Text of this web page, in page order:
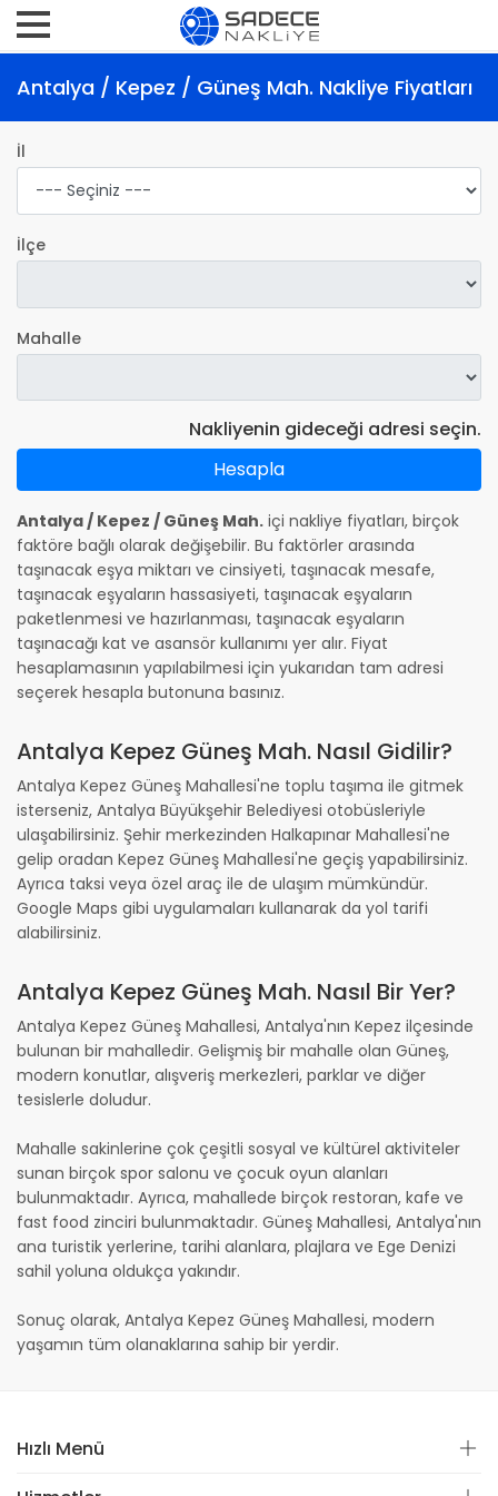
Antalya / Kepez / Güneş Mah. Nakliye Fiyatları
İl
İlçe
Mahalle
Nakliyenin gideceği adresi seçin.
Hesapla
Antalya / Kepez / Güneş Mah. içi nakliye fiyatları, birçok
faktöre bağlı olarak değişebilir. Bu faktörler arasında
taşınacak eşya miktarı ve cinsiyeti, taşınacak mesafe,
taşınacak eşyaların hassasiyeti, taşınacak eşyaların
paketlenmesi ve hazırlanması, taşınacak eşyaların
taşınacağı kat ve asansör kullanımı yer alır. Fiyat
hesaplamasının yapılabilmesi için yukarıdan tam adresi
seçerek hesapla butonuna basınız.
Antalya Kepez Güneş Mah. Nasıl Gidilir?
Antalya Kepez Güneş Mahallesi'ne toplu taşıma ile gitmek
isterseniz, Antalya Büyükşehir Belediyesi otobüsleriyle
ulaşabilirsiniz. Şehir merkezinden Halkapınar Mahallesi'ne
gelip oradan Kepez Güneş Mahallesi'ne geçiş yapabilirsiniz.
Ayrıca taksi veya özel araç ile de ulaşım mümkündür.
Google Maps gibi uygulamaları kullanarak da yol tarifi
alabilirsiniz.
Antalya Kepez Güneş Mah. Nasıl Bir Yer?
Antalya Kepez Güneş Mahallesi, Antalya'nın Kepez ilçesinde
bulunan bir mahalledir. Gelişmiş bir mahalle olan Güneş,
modern konutlar, alışveriş merkezleri, parklar ve diğer
tesislerle doludur.
Mahalle sakinlerine çok çeşitli sosyal ve kültürel aktiviteler
sunan birçok spor salonu ve çocuk oyun alanları
bulunmaktadır. Ayrıca, mahallede birçok restoran, kafe ve
fast food zinciri bulunmaktadır. Güneş Mahallesi, Antalya'nın
ana turistik yerlerine, tarihi alanlara, plajlara ve Ege Denizi
sahil yoluna oldukça yakındır.
Sonuç olarak, Antalya Kepez Güneş Mahallesi, modern
yaşamın tüm olanaklarına sahip bir yerdir.
Hızlı Menü